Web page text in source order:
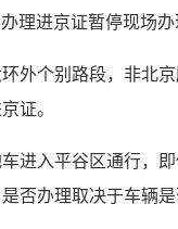
进京证暂停现场办
外个别路段，非北
证。
进入平谷区通行，
否办理取决于车辆是